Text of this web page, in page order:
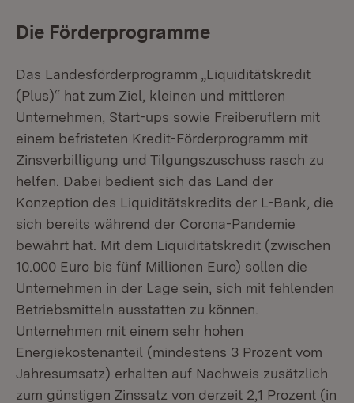
Die Förderprogramme
Das Landesförderprogramm „Liquiditätskredit
(Plus)“ hat zum Ziel, kleinen und mittleren
Unternehmen, Start-ups sowie Freiberuflern mit
einem befristeten Kredit-Förderprogramm mit
Zinsverbilligung und Tilgungszuschuss rasch zu
helfen. Dabei bedient sich das Land der
Konzeption des Liquiditätskredits der L-Bank, die
sich bereits während der Corona-Pandemie
bewährt hat. Mit dem Liquiditätskredit (zwischen
10.000 Euro bis fünf Millionen Euro) sollen die
Unternehmen in der Lage sein, sich mit fehlenden
Betriebsmitteln ausstatten zu können.
Unternehmen mit einem sehr hohen
Energiekostenanteil (mindestens 3 Prozent vom
Jahresumsatz) erhalten auf Nachweis zusätzlich
zum günstigen Zinssatz von derzeit 2,1 Prozent (in